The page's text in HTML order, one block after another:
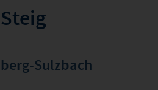
Sulzbach